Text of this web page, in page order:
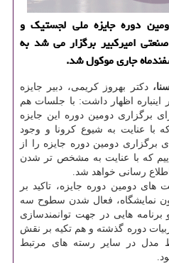
دوره جایزه ملی لجستیك و
امیركبیر برگزار می شد به
جاری موكول شد.
دکتر بهروز کریمی، دبیر جایزه
اینباره اظهار داشت: با جلسات هم
برگزاری دومین دوره این جایزه
با عنایت به شیوع کرونا و وجود
دومین دوره جایزه را از
۹۹ منتقل نماییم که با عنایت به مشخص تر شدن
رسانی خواهد شد.
دومین دوره جایزه، تاکید بر
نمایشگاه، فعال شدن سطوح سه
برنامه هایی در جهت توانمندسازی
دوره گذشته و هم تکیه بر نقش
مدل در سایر رسته های مرتبط